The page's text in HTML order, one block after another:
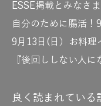
ESSE掲載とみなさ
自分のために腸活！
9月13日(日）お料理
『後回ししない人
良く読まれている